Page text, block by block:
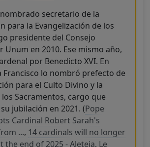
secretario de la
para la Evangelización de los
presidente del Consejo
Unum en 2010. Ese mismo año,
por Benedicto XVI. En
Francisco lo nombró prefecto de
para el Culto Divino y la
Sacramentos, cargo que
jubilación en 2021. (Pope
Cardinal Robert Sarah's
..., 14 cardinals will no longer
the end of 2025 - Aleteia, Le